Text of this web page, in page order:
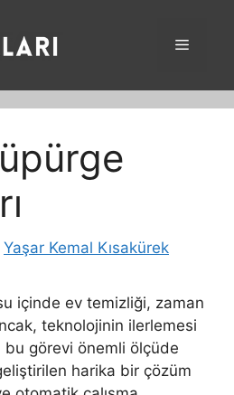
Menü
Yaşar Kemal Kısakürek
içinde ev temizliği, zaman
teknolojinin ilerlemesi
görevi önemli ölçüde
harika bir çözüm